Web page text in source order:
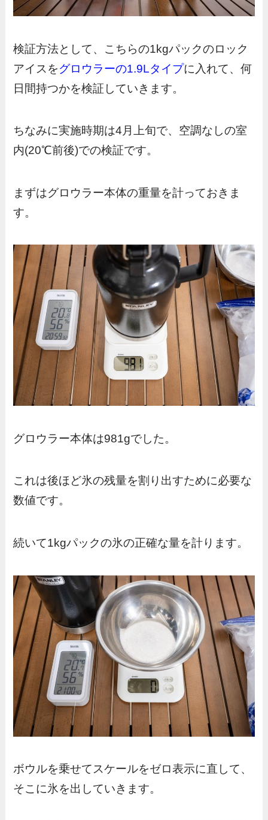
検証方法として、こちらの1kgパックのロック
アイスをグロウラーの1.9Lタイプに入れて、何
日間持つかを検証していきます。
ちなみに実施時期は4月上旬で、空調なしの室
内(20℃前後)での検証です。
まずはグロウラー本体の重量を計っておきま
す。
グロウラー本体は981gでした。
これは後ほど氷の残量を割り出すために必要な
数値です。
続いて1kgパックの氷の正確な量を計ります。
ボウルを乗せてスケールをゼロ表示に直して、
そこに氷を出していきます。